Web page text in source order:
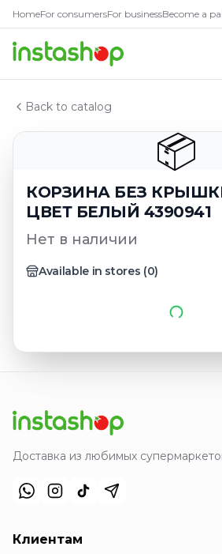
HomeFor consumersFor businessBecome a
Back to catalog
📦
КОРЗИНА БЕЗ
ЦВЕТ БЕЛЫЙ 4390941
Нет в наличии
Available in stores (0)
Главная
Каталог
КОРЗИНА БЕЗ КРЫШКИ 5,3Л
Доставка из любимых
Клиентам